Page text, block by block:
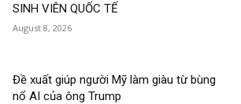
SINH VIÊN QUỐC TẾ
August 8, 2026
Đề xuất giúp người Mỹ làm giàu từ bùng
nổ AI của ông Trump